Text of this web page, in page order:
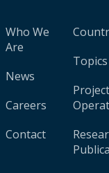
Who We
Are
News
Careers
Contact
Topics